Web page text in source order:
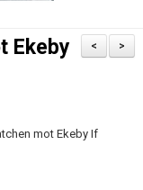
>
<
Ekeby
mot Ekeby If